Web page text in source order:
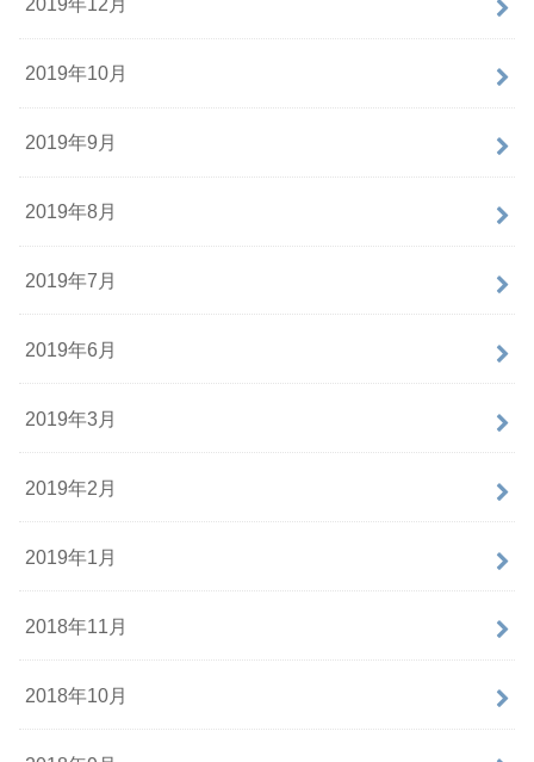
2019年10月
2019年9月
2019年8月
2019年7月
2019年6月
2019年3月
2019年2月
2019年1月
2018年11月
2018年10月